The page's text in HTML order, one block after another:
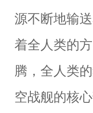
源不断地输
着全人类的
腾，全人类
空战舰的核